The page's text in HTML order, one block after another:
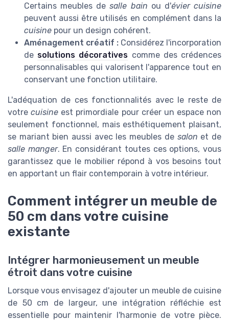
Certains meubles desalle bain ou d'évier cuisine
peuvent aussi être utilisés en complément dans la
cuisine pour un design cohérent.
Aménagement créatif : Considérez l'incorporation
de solutions décoratives comme des crédences
personnalisables qui valorisent l'apparence tout en
conservant une fonction utilitaire.
L'adéquation de ces fonctionnalités avec le reste de
votrecuisine est primordiale pour créer un espace non
seulement fonctionnel, mais esthétiquement plaisant,
se mariant bien aussi avec les meubles de salon et de
salle manger. En considérant toutes ces options, vous
garantissez que le mobilier répond à vos besoins tout
en apportant un flair contemporain à votre intérieur.
Comment intégrer un meuble de
50 cm dans votre cuisine
existante
Intégrer harmonieusement un meuble
étroit dans votre cuisine
Lorsque vous envisagez d'ajouter un meuble de cuisine
de 50 cm de largeur, une intégration réfléchie est
essentielle pour maintenir l'harmonie de votre pièce.